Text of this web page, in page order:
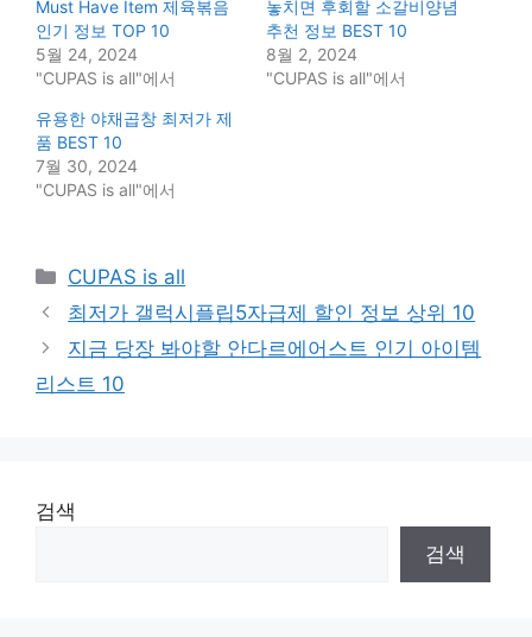
Must Have Item 제육볶음
인기 정보 TOP 10
5월 24, 2024
"CUPAS is all"에서
놓치면 후회할 소갈비양념
추천 정보 BEST 10
8월 2, 2024
"CUPAS is all"에서
유용한 야채곱창 최저가 제
품 BEST 10
7월 30, 2024
"CUPAS is all"에서
Categories
CUPAS is all
최저가 갤럭시플립5자급제 할인 정보 상위 10
지금 당장 봐야할 안다르에어스트 인기 아이템
리스트 10
검색
검색